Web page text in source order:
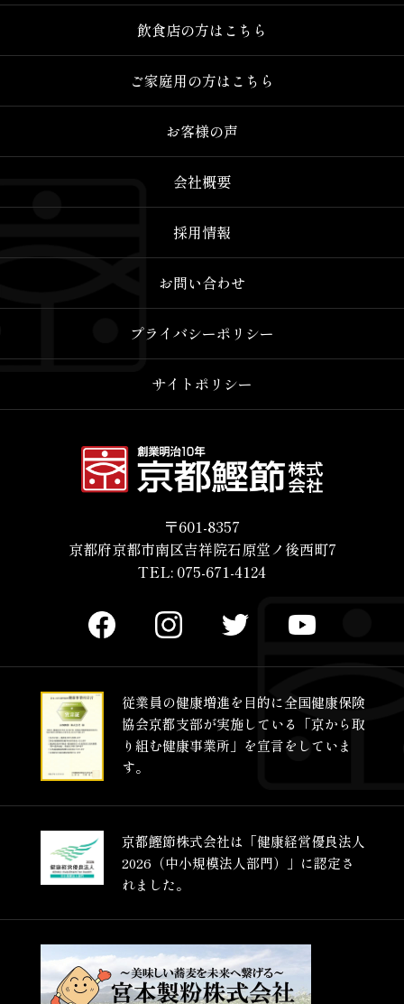
〒601-8357
京都府京都市南区吉祥院石原堂ノ後西町7
TEL: 075-671-4124
従業員の健康増進を目的に全国健康保険
協会京都支部が実施している
「京から取
り組む健康事業所」を宣言をしていま
す。
京都鰹節株式会社は 「健康経営優良法人
2026 （中小規模法人部門）」に認定さ
れました。
飲食店の方はこちら
ご家庭用の方はこちら
お客様の声
会社概要
採用情報
お問い合わせ
プライバシーポリシー
サイトポリシー